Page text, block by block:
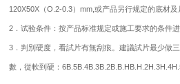
120X50X（O.2-0.3）mm,或产品另行规定的底材及
2．试验条件：按产品标准规定或施工要求的条件进
3．判別硬度，看試片有無刮痕。建議試片最少做
數，從軟到硬：